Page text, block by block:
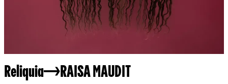
Reliquia RAISA MAUDIT